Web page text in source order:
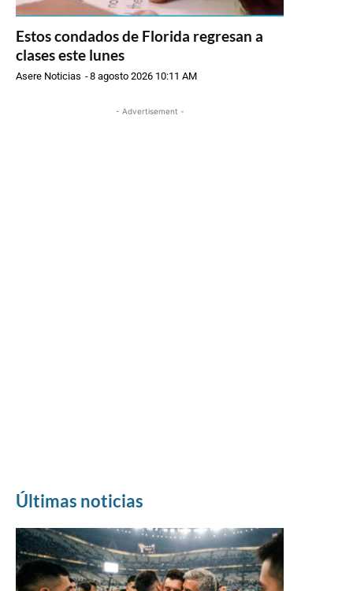
Estos condados de Florida regresan a
clases este lunes
Asere Noticias -8 agosto 2026 10:11 AM
- Advertisement -
Últimas noticias